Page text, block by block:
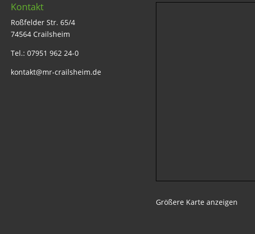
Kontakt
Roßfelder Str. 65/4
74564 Crailsheim
Tel.: 07951 962 24-0
kontakt@mr-crailsheim.de
Größere Karte anzeigen